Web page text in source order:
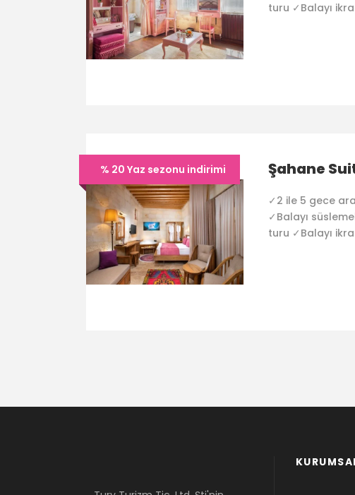
turu ✓Balayı
% 20 Yaz sezonu indirimi Şahane
✓2 ile 5 gece
✓Balayı
turu ✓Balayı